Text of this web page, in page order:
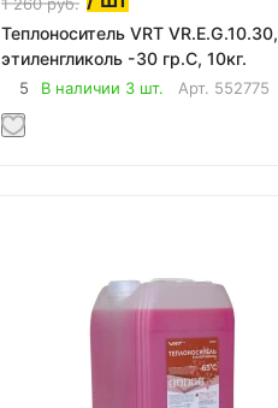
Теплоноситель VRT VR.E.G.10.30,
этиленгликоль -30 гр.С, 10кг.
5 В наличии 3 шт. Арт. 552775